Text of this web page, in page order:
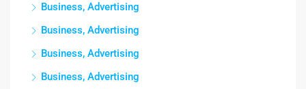
Business, Advertising
Business, Advertising
Business, Advertising
Business, Advertising